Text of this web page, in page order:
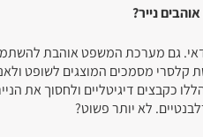
נייר?
גם מערכת המשפט אוהבת
קלסרי מסמכים המוצגים לשופט
כקבצים דיגיטליים ולחסוך את
לא יותר פשוט?